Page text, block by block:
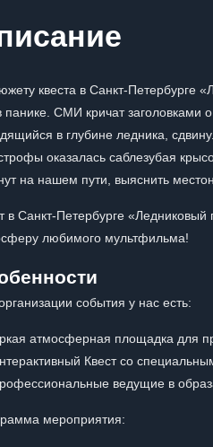
квеста в Санкт-Петербурге
панике. СМИ кричат заголовками
в глубине ледника,
оказалась саблезубая
на нашем пути, выяснить
в Санкт-Петербурге
любимого мультфильма!
события у нас есть:
атмосферная площадка для
Квест со
ведущие в
мероприятия: